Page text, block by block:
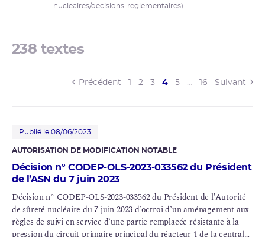
nucleaires/decisions-reglementaires)
238 textes
Précédent 2 3 4(current)
5 … 16 Suivant
Publié le 08/06/2023
AUTORISATION DE MODIFICATION NOTABLE
Décision n° CODEP-OLS-2023-033562 du Président
de l’ASN du 7 juin 2023
Décision n° CODEP-OLS-2023-033562 du Président de l’Autorité
desûreté nucléaire du 7 juin 2023 d’octroi d’un aménagement aux
règles de suivi en service d’une partie remplacée résistante à la
pression ducircuit primaire principal du réacteur 1 de la centrale